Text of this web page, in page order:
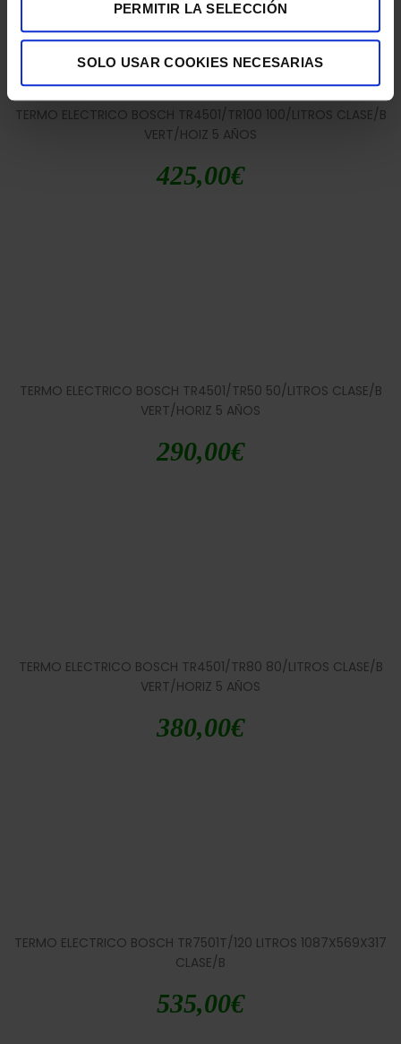
PERMITIR LA SELECCIÓN
SOLO USAR COOKIES NECESARIAS
TERMO ELECTRICO BOSCH TR4501/TR100 100/LITROS CLASE/B
VERT/HOIZ 5 AÑOS
425,00€
TERMO ELECTRICO BOSCH TR4501/TR50 50/LITROS CLASE/B
VERT/HORIZ 5 AÑOS
290,00€
TERMO ELECTRICO BOSCH TR4501/TR80 80/LITROS CLASE/B
VERT/HORIZ 5 AÑOS
380,00€
TERMO ELECTRICO BOSCH TR7501T/120 LITROS 1087X569X317
CLASE/B
535,00€